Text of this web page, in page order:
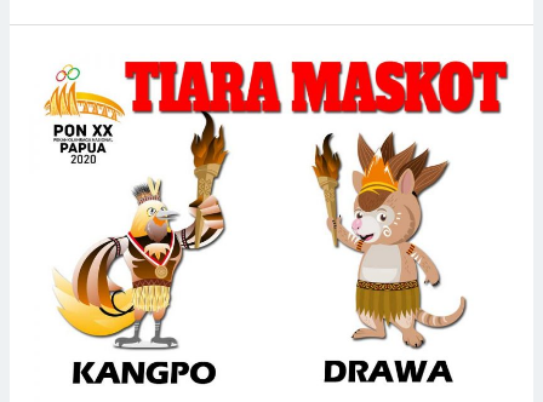
2018
unik
lucu
dan